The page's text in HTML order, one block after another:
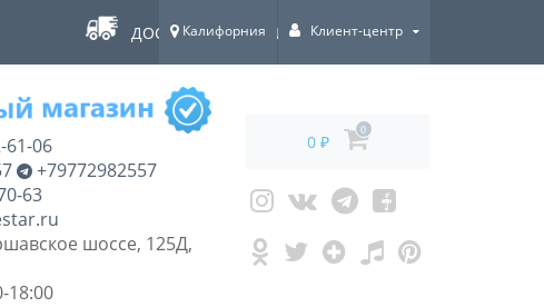
ДОСТАВКА ПО ВСЕЙ РОССИИ!
Калифорния Клиент-центр
61-06
+79772982557
63
шоссе, 125Д,
18:00
0 ₽
0